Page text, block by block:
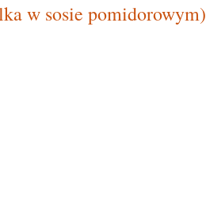
w sosie pomidorowym)